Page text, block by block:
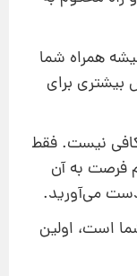
همراه شما
برای
نیست. فقط
فرصت به آن
دست می‌آورید.
است، اولین